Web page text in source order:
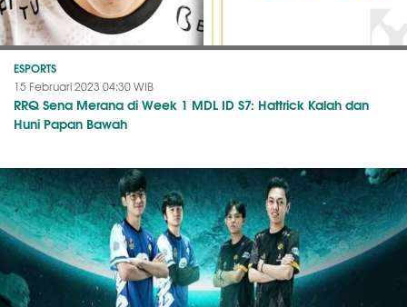
ESPORTS
15 Februari 2023 04:30 WIB
RRQ Sena Merana di Week 1 MDL ID S7: Hattrick Kalah dan
Huni Papan Bawah